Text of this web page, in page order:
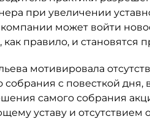
при увеличении
компании может войти
как правило, и
мотивировала
собрания с повесткой
самого собрания
уставу и отсутствием